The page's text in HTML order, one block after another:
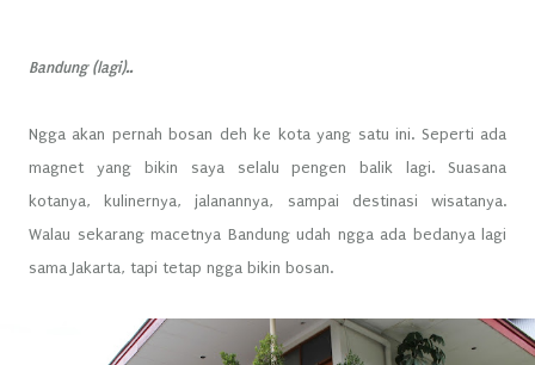
Bandung (lagi)..
Ngga akan pernah bosan deh ke kota yang satu ini. Seperti ada
magnet yang bikin saya selalu pengen balik lagi. Suasana
kotanya, kulinernya, jalanannya, sampai destinasi wisatanya.
Walau sekarang macetnya Bandung udah ngga ada bedanya lagi
sama Jakarta, tapi tetap ngga bikin bosan.